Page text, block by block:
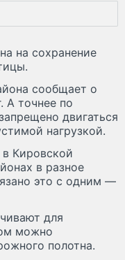
на сохранение
сообщает о
А точнее по
двигаться
нагрузкой.
Кировской
в разное
это с одним —
для
можно
полотна.